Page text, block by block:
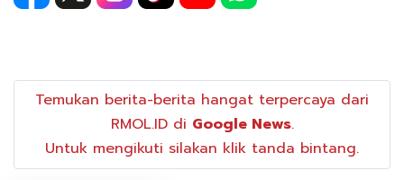
Temukan berita-berita hangat terpercaya dari
RMOL.ID di Google News.
Untuk mengikuti silakan klik tanda bintang.